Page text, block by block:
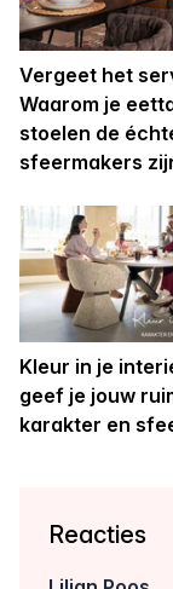
Vergeet het
Waarom je
stoelen de
sfeermakers
Kleur in je
geef je jouw
karakter en
Reacties